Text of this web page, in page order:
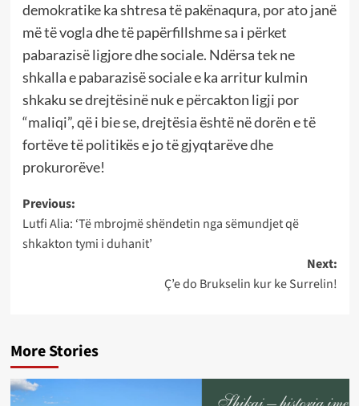
demokratike ka shtresa të pakënaqura, por ato janë
më të vogla dhe të papërfillshme sa i përket
pabarazisë ligjore dhe sociale. Ndërsa tek ne
shkalla e pabarazisë sociale e ka arritur kulmin
shkaku se drejtësinë nuk e përcakton ligji por
“maliqi”, që i bie se, drejtësia është në dorën e të
fortëve të politikës e jo të gjyqtarëve dhe
prokurorëve!
Post
navigation
Previous:
Lutfi Alia: ‘Të mbrojmë shëndetin nga sëmundjet që
shkakton tymi i duhanit’
Next:
Ç’e do Brukselin kur ke Surrelin!
More Stories